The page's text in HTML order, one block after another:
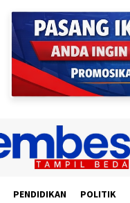
PENDIDIKAN POLITIK